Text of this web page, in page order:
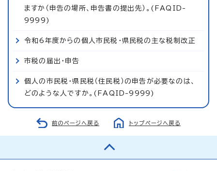
ますか（申告の場所、申告書の提出先）。(FAQID-
9999)
令和6年度からの個人市民税・県民税の主な税制改正
市税の届出・申告
個人の市民税・県民税（住民税）の申告が必要なのは、
どのような人ですか。(FAQID-9999)
前のページへ戻る トップページへ戻る